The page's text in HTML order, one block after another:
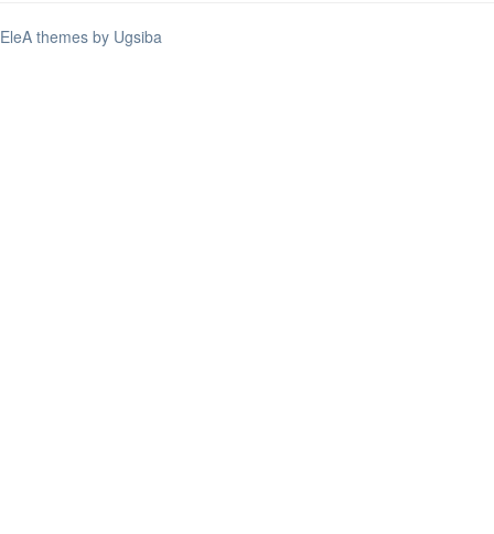
EleA themes by Ugsiba